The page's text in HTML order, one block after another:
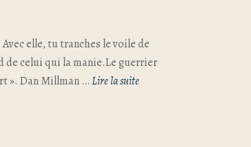
elle, tu tranches le voile de
de celui qui la manie.Le guerrier
». Dan Millman …Lire la suite